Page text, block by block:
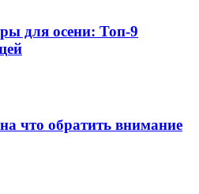
для осени: Топ-9
что обратить внимание